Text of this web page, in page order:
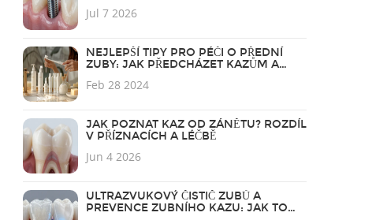
Jul 7 2026
NEJLEPŠÍ TIPY PRO PÉČI O PŘEDNÍ
ZUBY: JAK PŘEDCHÁZET KAZŮM A
Feb 28 2024
JAK POZNAT KAZ OD ZÁNĚTU? ROZDÍL
V PŘÍZNACÍCH A LÉČBĚ
Jun 4 2026
ULTRAZVUKOVÝ ČISTIČ ZUBŮ A
PREVENCE ZUBNÍHO KAZU: JAK TO